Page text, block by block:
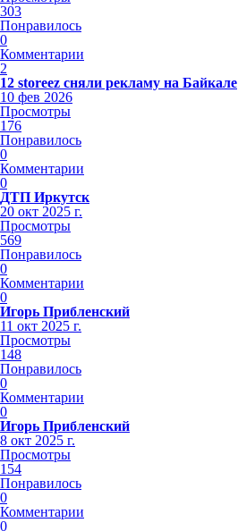
303
Понравилось
0
Комментарии
2
12 storeez сняли рекламу на Байкале
10 фев 2026
Просмотры
176
Понравилось
0
Комментарии
0
ДТП Иркутск
20 окт 2025 г.
Просмотры
569
Понравилось
0
Комментарии
0
Игорь Прибленский
11 окт 2025 г.
Просмотры
148
Понравилось
0
Комментарии
0
Игорь Прибленский
8 окт 2025 г.
Просмотры
154
Понравилось
0
Комментарии
0